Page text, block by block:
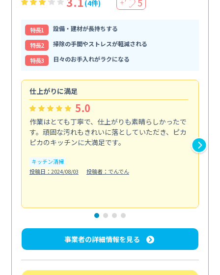
(4件) ＋ 5
特⻑1
設備・建材が長持ちする
特⻑2
掃除の手間やストレスが軽減される
特⻑3
日々のお手入れがラクになる
仕上がりに満足
5.0
作業はとても丁寧で、仕上がりも素晴らしかったで
す。頑固な汚れもきれいに落としていただき、ピカ
ピカのキッチンに大満足です。
キッチン清掃
投稿日：2024/08/03
投稿者：でんでん
事業者の詳細情報を見る